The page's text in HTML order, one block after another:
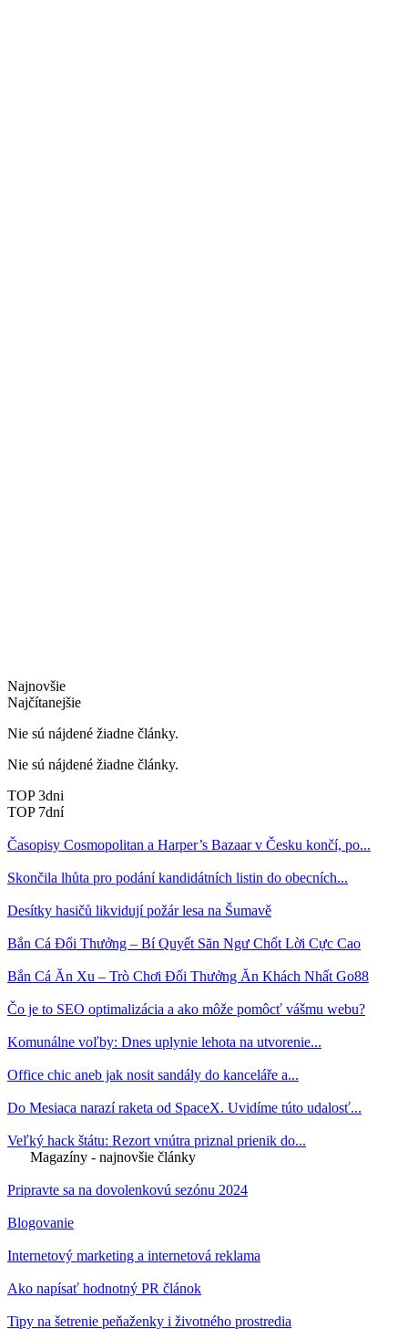
Najnovšie
Najčítanejšie
Nie sú nájdené žiadne články.
Nie sú nájdené žiadne články.
TOP 3dni
TOP 7dní
Časopisy Cosmopolitan a Harper’s Bazaar v Česku končí, po...
Skončila lhůta pro podání kandidátních listin do obecních...
Desítky hasičů likvidují požár lesa na Šumavě
Bắn Cá Đổi Thưởng – Bí Quyết Săn Ngư Chốt Lời Cực Cao
Bắn Cá Ăn Xu – Trò Chơi Đổi Thưởng Ăn Khách Nhất Go88
Čo je to SEO optimalizácia a ako môže pomôcť vášmu webu?
Komunálne voľby: Dnes uplynie lehota na utvorenie...
Office chic aneb jak nosit sandály do kanceláře a...
Do Mesiaca narazí raketa od SpaceX. Uvidíme túto udalosť...
Veľký hack štátu: Rezort vnútra priznal prienik do...
Magazíny - najnovšie články
Pripravte sa na dovolenkovú sezónu 2024
Blogovanie
Internetový marketing a internetová reklama
Ako napísať hodnotný PR článok
Tipy na šetrenie peňaženky i životného prostredia